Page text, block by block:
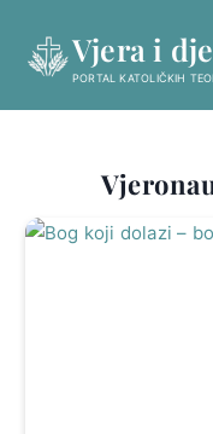
content
Vjera i
PORTAL KATOLIČKIH